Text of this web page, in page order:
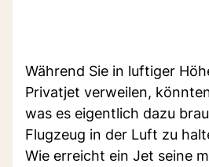
Während Sie in luftiger
Privatjet verweilen,
was es eigentlich dazu
Flugzeug in der Luft zu
Wie erreicht ein Jet seine